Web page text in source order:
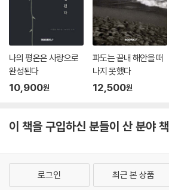
나의 평온은 사랑으로
완성된다
10,900원
파도는 끝내 해안을 떠
나지 못했다
12,500원
이 책을 구입하신 분들이 산 분야 책
로그인 최근 본 상품